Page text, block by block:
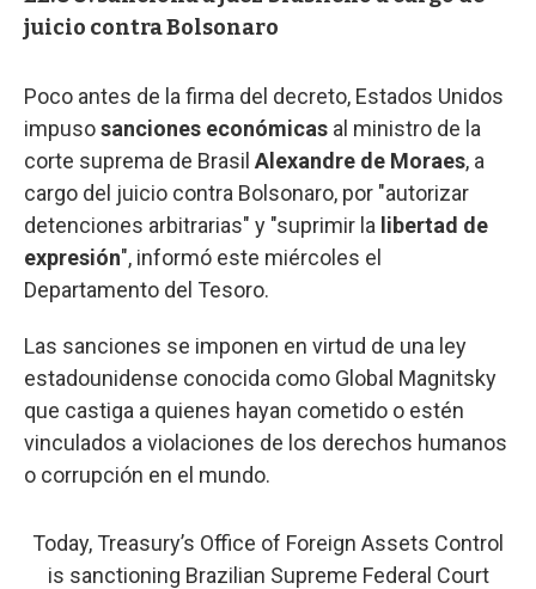
juicio contra Bolsonaro
Poco antes de la firma del decreto, Estados Unidos
impusosanciones económicas al ministro de la
corte suprema de Brasil Alexandre de Moraes, a
cargo del juicio contra Bolsonaro, por "autorizar
detenciones arbitrarias" y "suprimir la libertad de
expresión", informó este miércoles el
Departamento del Tesoro.
Las sanciones se imponen en virtud de una ley
estadounidense conocida como Global Magnitsky
que castiga a quienes hayan cometido o estén
vinculados a violaciones de los derechos humanos
o corrupción en el mundo.
Today, Treasury’s Office of Foreign Assets Control
is sanctioning Brazilian Supreme Federal Court